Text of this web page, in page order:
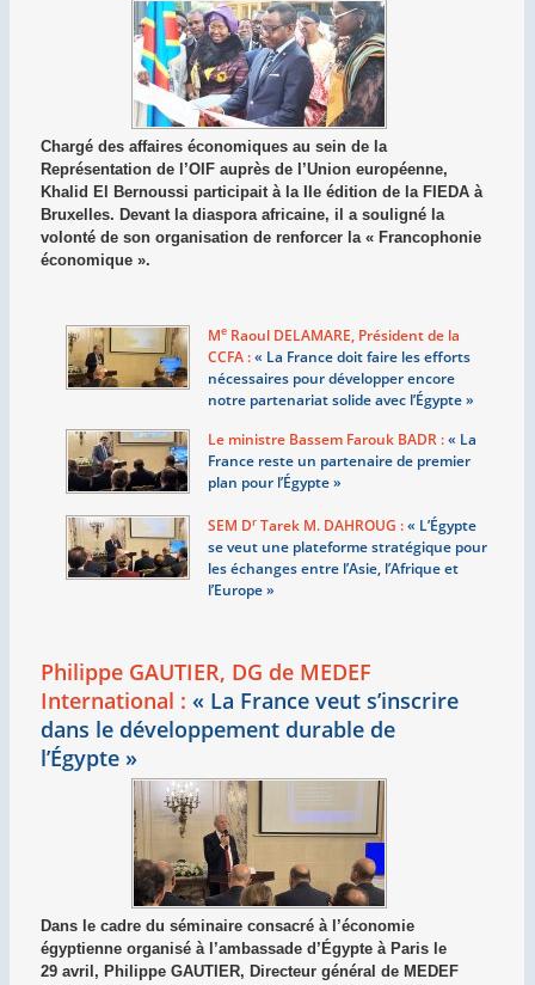
Chargé des affaires économiques au sein de la
Représentation de l’OIF auprès de l’Union européenne,
Khalid El Bernoussi participait à la IIe édition de la FIEDA à
Bruxelles. Devant la diaspora africaine, il a souligné la
volonté de son organisation de renforcer la « Francophonie
économique ».
MeRaoul DELAMARE, Président de la
CCFA :« La France doit faire les efforts
nécessaires pour développer encore
notre partenariat solide avec l’Égypte»
Le ministre Bassem Farouk BADR :« La
France reste un partenaire de premier
plan pour l’Égypte»
SEM DrTarek M. DAHROUG :« L’Égypte
se veut une plateforme stratégique pour
les échanges entre l’Asie, l’Afrique et
l’Europe»
Philippe GAUTIER, DG de MEDEF
International : « La France veut s’inscrire
dans le développement durable de
l’Égypte »
Dans le cadre du séminaire consacré à l’économie
égyptienne organisé à l’ambassade d’Égypte à Paris le
29 avril, Philippe GAUTIER, Directeur général de MEDEF